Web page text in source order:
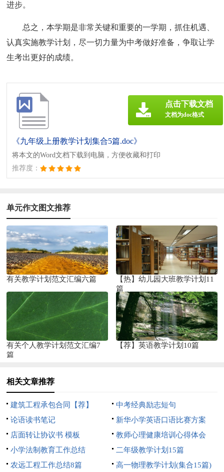
进步。
总之，本学期是非常关键和重要的一学期，抓住机遇、
认真实施教学计划，尽一切力量为中考做好准备，争取让学
生考出更好的成绩。
《九年级上册教学计划集合5篇.doc》
将本文的Word文档下载到电脑，方便收藏和打印
推荐度：
点击下载文档
文档为doc格式
单元作文图文推荐
有关教学计划范文汇编六篇
【热】幼儿园大班教学计划11
篇
有关个人教学计划范文汇编7
篇
【荐】英语教学计划10篇
相关文章推荐
建筑工程承包合同【荐】
中考经典励志短句
论语读书笔记
新华小学英语口语比赛方案
店面转让协议书 模板
教师心理健康培训心得体会
小学法制教育工作总结
二年级教学计划15篇
农远工程工作总结8篇
高一物理教学计划(集合15篇)